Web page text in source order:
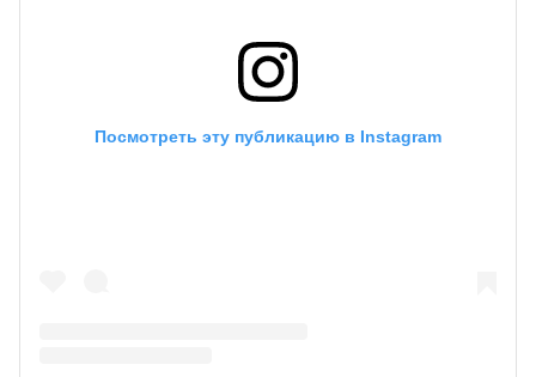
Посмотреть эту публикацию в Instagram